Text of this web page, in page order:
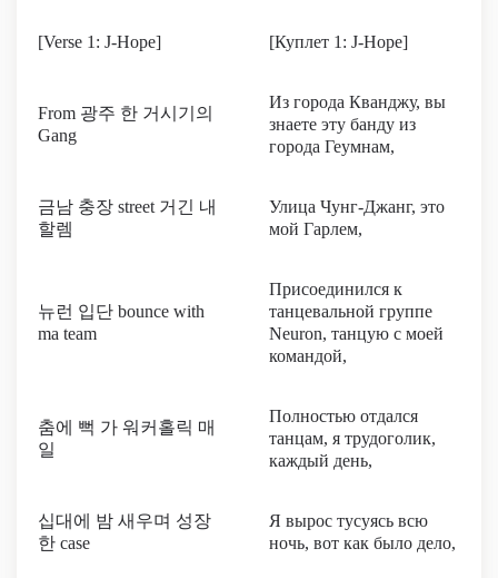
[Verse 1: J-Hope] [Куплет 1: J-Hope]
From 광주 한 거시기의
Gang
Из города Кванджу, вы
знаете эту банду из
города Геумнам,
금남 충장 street 거긴 내
할렘
Улица Чунг-Джанг, это
мой Гарлем,
뉴런 입단 bounce with
ma team
Присоединился к
танцевальной группе
Neuron, танцую с моей
командой,
춤에 뻑 가 워커홀릭 매
일
Полностью отдался
танцам, я трудоголик,
каждый день,
십대에 밤 새우며 성장
한 case
Я вырос тусуясь всю
ночь, вот как было дело,